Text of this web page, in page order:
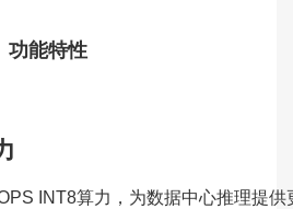
功能特性
INT8算力，为数据中心推理提